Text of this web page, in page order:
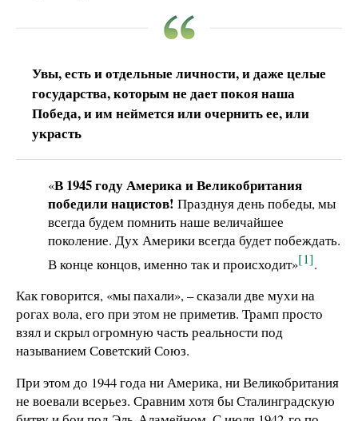
Увы, есть и отдельные личности, и даже целые
государства, которым не дает покоя наша
Победа, и им неймется или очернить ее, или
украсть
«В 1945 году Америка и Великобритания
победили нацистов! Празднуя день победы, мы
всегда будем помнить наше величайшее
поколение. Дух Америки всегда будет побеждать.
В конце концов, именно так и происходит»[1].
Как говорится, «мы пахали», – сказали две мухи на
рогах вола, его при этом не приметив. Трамп просто
взял и скрыл огромную часть реальности под
называнием Советский Союз.
При этом до 1944 года ни Америка, ни Великобритания
не воевали всерьез. Сравним хотя бы Сталинградскую